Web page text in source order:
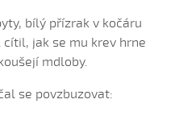
2008)
bílý přízrak v kočáru
jak se mu krev hrne
mdloby.
se povzbuzovat: